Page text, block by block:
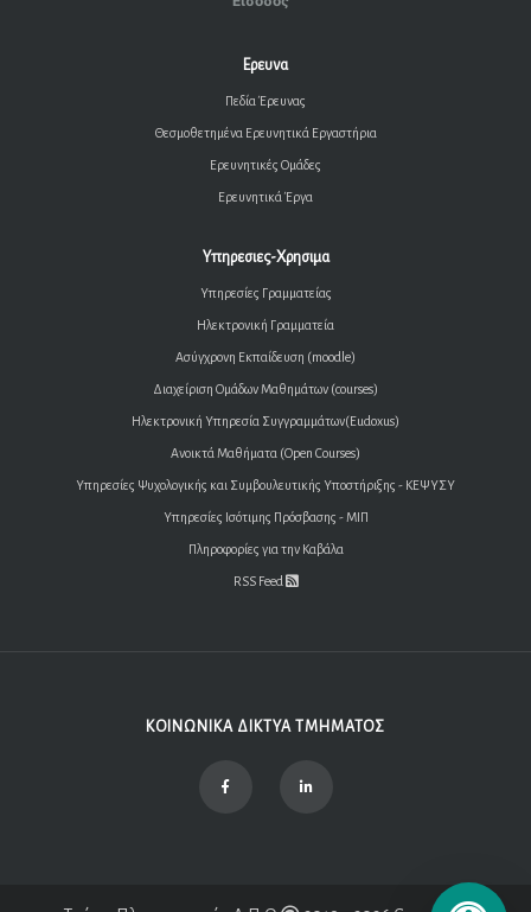
Ερευνα
Πεδία Έρευνας
Θεσμοθετημένα Ερευνητικά Εργαστήρια
Ερευνητικές Ομάδες
Ερευνητικά Έργα
Υπηρεσιες-Χρησιμα
Υπηρεσίες Γραμματείας
Ηλεκτρονική Γραμματεία
Ασύγχρονη Εκπαίδευση (moodle)
Διαχείριση Ομάδων Μαθημάτων (courses)
Ηλεκτρονική Υπηρεσία Συγγραμμάτων(Eudoxus)
Ανοικτά Μαθήματα (Open Courses)
Υπηρεσίες Ψυχολογικής και Συμβουλευτικής Υποστήριξης - ΚΕΨΥΣΥ
Υπηρεσίες Ισότιμης Πρόσβασης - ΜΙΠ
Πληροφορίες για την Καβάλα
RSS Feed
ΚΟΙΝΩΝΙΚΑ ΔΙΚΤΥΑ ΤΜΗΜΑΤΟΣ